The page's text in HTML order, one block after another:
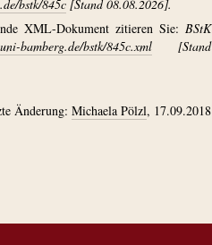
bstk/845c [Stand 08.08.2026].
XML-Dokument zitieren Sie: BStK
bamberg.de/bstk/845c.xml [Stand
Änderung: Michaela Pölzl, 17.09.2018